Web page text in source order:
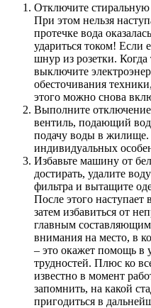
Отключите стиральную
При этом нельзя
протечке вода
удариться током! Если
шнур из розетки. Когда
выключите
обесточивания
этого можно снова
Выполните отключение
вентиль, подающий
подачу воды в жилище.
индивидуальных
Избавьте машину от
достирать, удалите
фильтра и вытащите
После этого наступает
затем избавиться от
главным составляющим
внимания на место, в
– это окажет помощь
трудностей. Плюс ко
известно в момент
запомнить, на какой
пригодиться в